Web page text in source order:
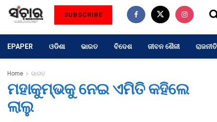
SUBSCRIBE
EPAPER ଓଡିଶା ଭାରତ ବିଦେଶ ଜୀବନ ଶୈଳୀ ରାଜନୀତି
Home ଭାରତ
ମହାକୁମ୍ଭକୁ ନେଇ ଏମିତି କହିଲେ
ଲାଲୁ